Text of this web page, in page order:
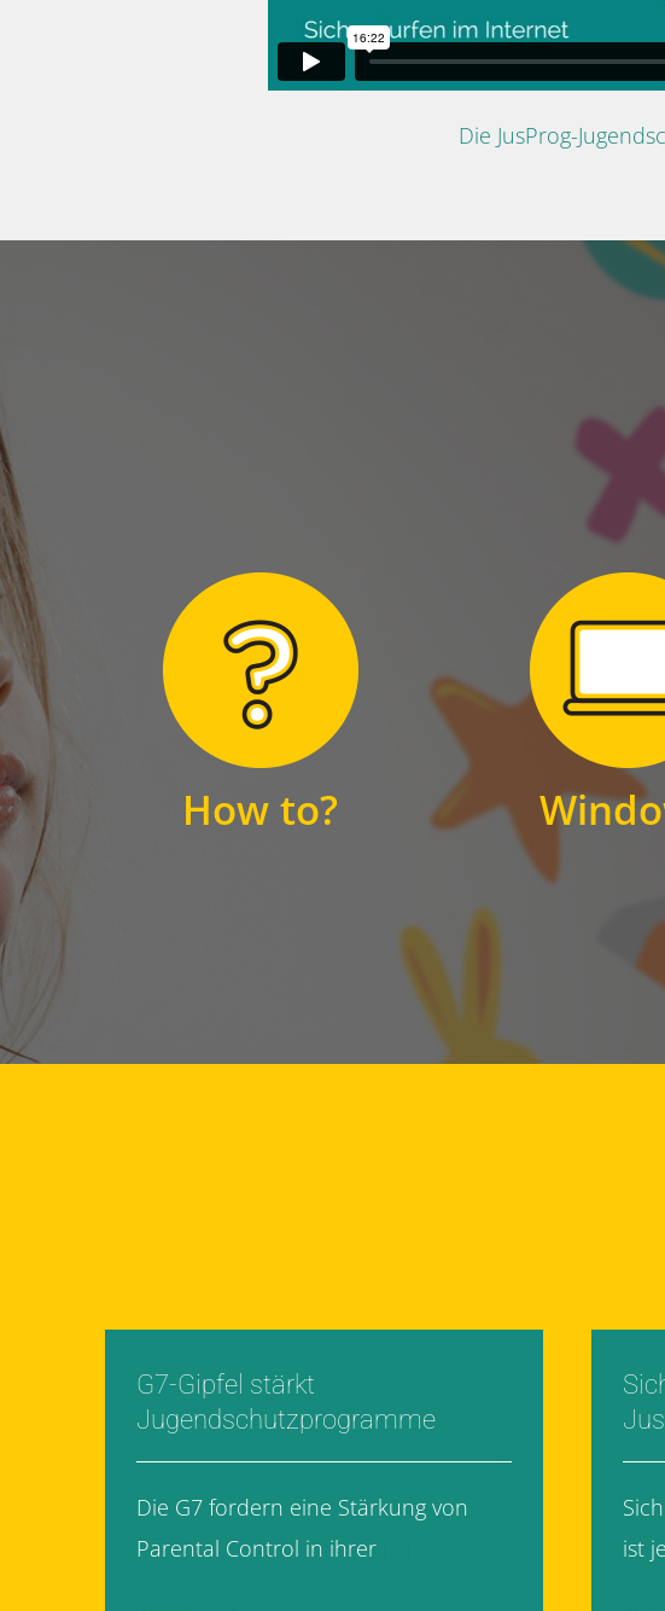
Die JusProg-
How to?
Hier finden Sie
Zum
für
G7-Gipfel stärkt
Jugendschutzprogramme
Die G7 fordern eine Stärkung von
Parental Control in ihrer
ist